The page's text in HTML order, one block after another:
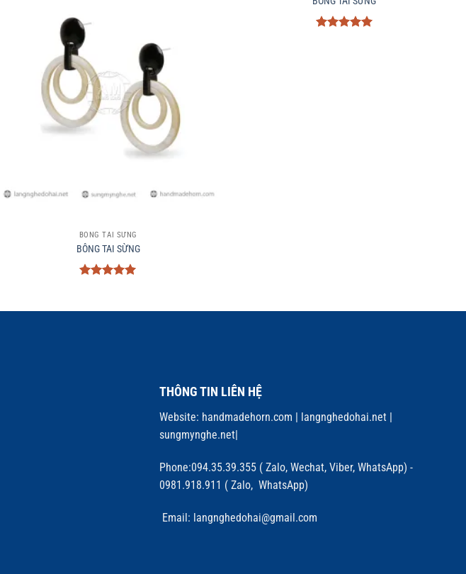
BÔNG TAI SỪNG
BÔNG TAI SỪNG
sao
THÔNG TIN LIÊN HỆ
Website: handmadehorn.com | langnghedohai.net |
sungmynghe.net|
Phone:094.35.39.355 ( Zalo, Wechat, Viber, WhatsApp) -
0981.918.911 ( Zalo, WhatsApp)
Email: langnghedohai@gmail.com